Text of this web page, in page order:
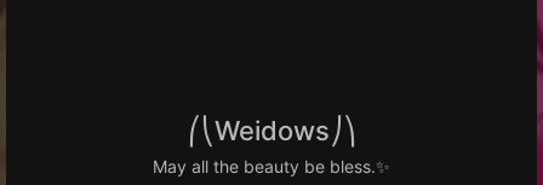
⎛⎝Weidows⎠⎞
May all the beauty be bless.✨